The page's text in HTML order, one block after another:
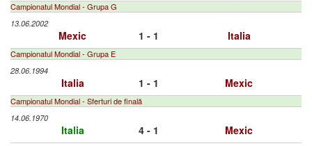
Campionatul Mondial - Grupa G
13.06.2002
Mexic 1 - 1 Italia
Campionatul Mondial - Grupa E
28.06.1994
Italia 1 - 1 Mexic
Campionatul Mondial - Sferturi de finală
14.06.1970
Italia 4 - 1 Mexic